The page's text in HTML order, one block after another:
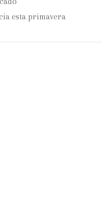
esta primavera